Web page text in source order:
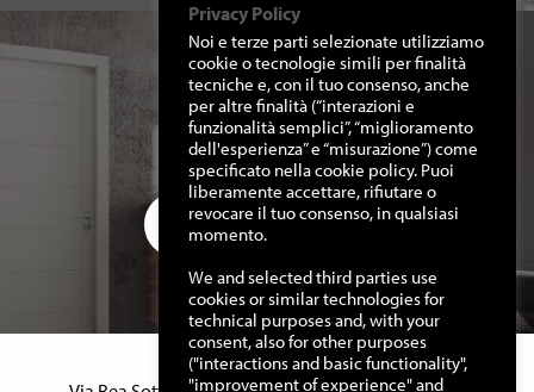
RICHIEDI I NOSTRI
CATALOGHI
CLICCA QUI
Manuello Design Srl
Privacy Policy
Noi e terze parti selezionate utilizziamo
cookie o tecnologie simili per finalità
tecniche e, con il tuo consenso, anche
per altre finalità (“interazioni e
funzionalità semplici”, “miglioramento
dell'esperienza” e “misurazione”) come
specificato nella cookie policy. Puoi
liberamente accettare, rifiutare o
revocare il tuo consenso, in qualsiasi
momento.
We and selected third parties use
cookies or similar technologies for
technical purposes and, with your
consent, also for other purposes
("interactions and basic functionality",
"improvement of experience" and